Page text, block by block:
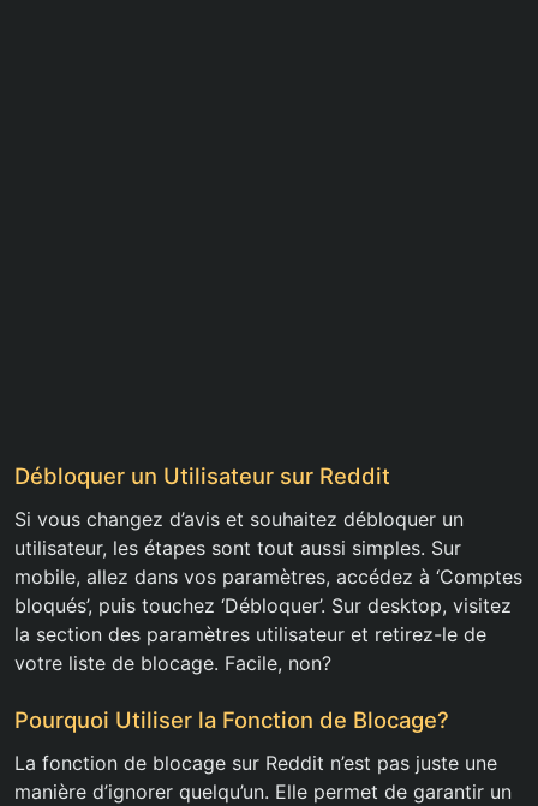
Débloquer un Utilisateur sur Reddit
Si vous changez d’avis et souhaitez débloquer un
utilisateur, les étapes sont tout aussi simples. Sur
mobile, allez dans vos paramètres, accédez à ‘Comptes
bloqués’, puis touchez ‘Débloquer’. Sur desktop, visitez
la section des paramètres utilisateur et retirez-le de
votre liste de blocage. Facile, non?
Pourquoi Utiliser la Fonction de Blocage?
La fonction de blocage sur Reddit n’est pas juste une
manière d’ignorer quelqu’un. Elle permet de garantir un